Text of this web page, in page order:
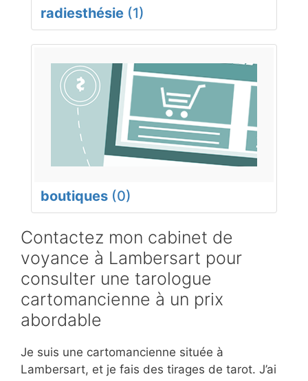
radiesthésie (1)
boutiques (0)
Contactez mon cabinet de
voyance à Lambersart pour
consulter une tarologue
cartomancienne à un prix
abordable
Je suis une cartomancienne située à
Lambersart, et je fais des tirages de tarot. J’ai